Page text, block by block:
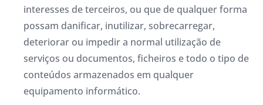
interesses de terceiros, ou que de qualquer forma
possam danificar, inutilizar, sobrecarregar,
deteriorar ou impedir a normal utilização de
serviços ou documentos, ficheiros e todo o tipo de
conteúdos armazenados em qualquer
equipamento informático.